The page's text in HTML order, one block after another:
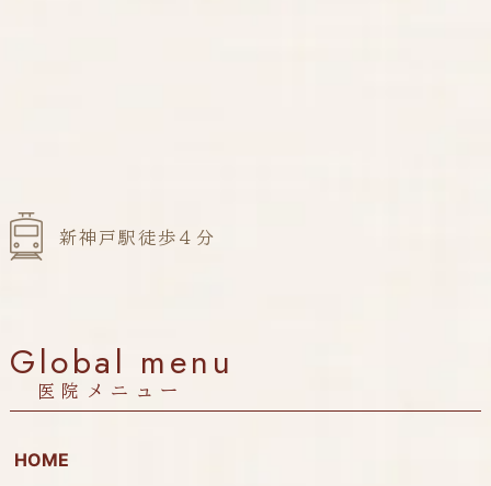
新神戸駅徒歩４分
Global menu
医院メニュー
HOME